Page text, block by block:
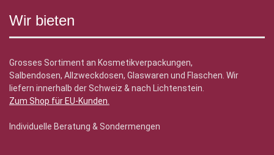
Wir bieten
Grosses Sortiment an Kosmetikverpackungen,
Salbendosen, Allzweckdosen, Glaswaren und Flaschen. Wir
liefern innerhalb der Schweiz & nach Lichtenstein.
Zum Shop für EU-Kunden.
Individuelle Beratung & Sondermengen